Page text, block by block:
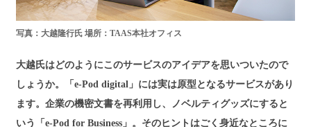
写真：大越隆行氏 場所：TAAS本社オフィス
大越氏はどのようにこのサービスのアイデアを思いついたので
しょうか。「e-Pod digital」には実は原型となるサービスがあり
ます。企業の機密文書を再利用し、ノベルティグッズにすると
いう「e-Pod for Business」。そのヒントはごく身近なところに